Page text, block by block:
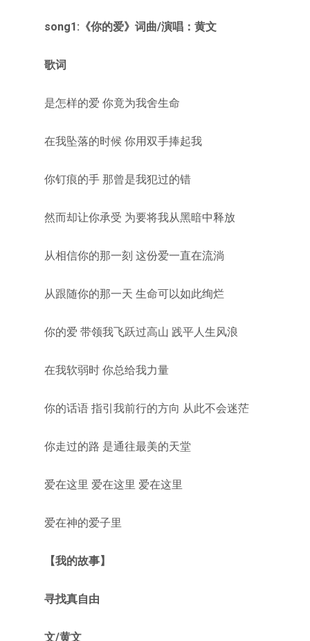
song1:《你的爱》 词曲/演唱：黄文
歌词
是怎样的爱 你竟为我舍生命
在我坠落的时候 你用双手捧起我
你钉痕的手 那曾是我犯过的错
然而却让你承受 为要将我从黑暗中释放
从相信你的那一刻 这份爱一直在流淌
从跟随你的那一天 生命可以如此绚烂
你的爱 带领我飞跃过高山 践平人生风浪
在我软弱时 你总给我力量
你的话语 指引我前行的方向 从此不会迷茫
你走过的路 是通往最美的天堂
爱在这里 爱在这里 爱在这里
爱在神的爱子里
【我的故事】
寻找真自由
文/黄文